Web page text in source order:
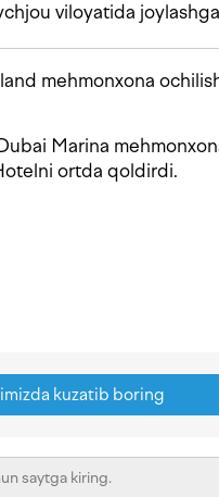
viloyatida
mehmonxona
Marina
ortda qoldirdi.
kuzatib boring